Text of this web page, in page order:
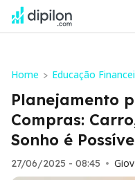
Home > Educação
Planejamento
Compras:
Sonho é
27/06/2025 - 08:45 •